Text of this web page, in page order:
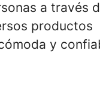
a través
productos
y